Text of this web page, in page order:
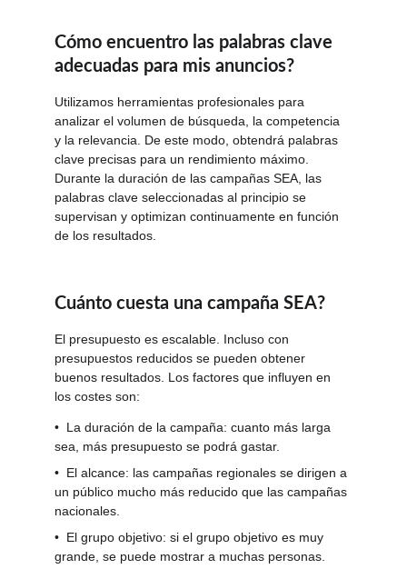
Cómo encuentro las palabras clave
adecuadas para mis anuncios?
Utilizamos herramientas profesionales para
analizar el volumen de búsqueda, la competencia
y la relevancia. De este modo, obtendrá palabras
clave precisas para un rendimiento máximo.
Durante la duración de las campañas SEA, las
palabras clave seleccionadas al principio se
supervisan y optimizan continuamente en función
de los resultados.
Cuánto cuesta una campaña SEA?
El presupuesto es escalable. Incluso con
presupuestos reducidos se pueden obtener
buenos resultados. Los factores que influyen en
los costes son:
•  La duración de la campaña: cuanto más larga
sea, más presupuesto se podrá gastar.
•  El alcance: las campañas regionales se dirigen a
un público mucho más reducido que las campañas
nacionales.
•  El grupo objetivo: si el grupo objetivo es muy
grande, se puede mostrar a muchas personas.